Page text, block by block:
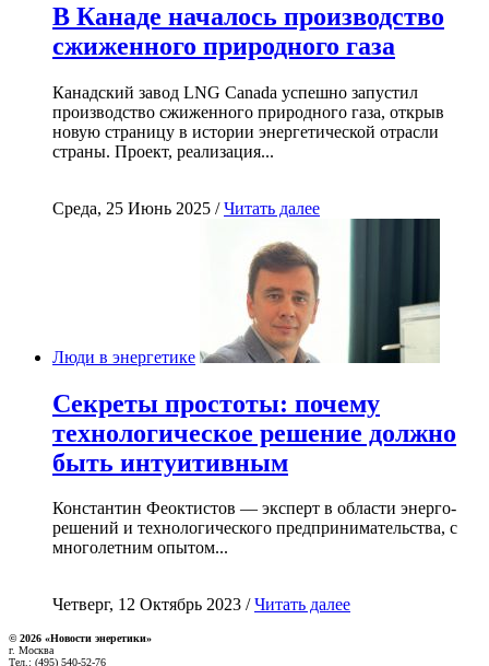
В Канаде началось производство
сжиженного природного газа
Канадский завод LNG Canada успешно запустил
производство сжиженного природного газа, открыв
новую страницу в истории энергетической отрасли
страны. Проект, реализация...
Среда, 25 Июнь 2025 /Читать далее
Люди в энергетике
Секреты простоты: почему
технологическое решение должно
быть интуитивным
Константин Феоктистов — эксперт в области энерго-
решений и технологического предпринимательства, с
многолетним опытом...
Четверг, 12 Октябрь 2023 /Читать далее
© 2026 «Новости энеретики»
г. Москва
Тел.: (495) 540-52-76